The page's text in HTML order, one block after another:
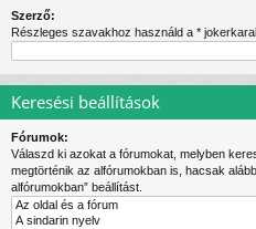
Szerző:
Részleges szavakhoz használd a *
Keresési beállítások
Fórumok:
Válaszd ki azokat a fórumokat, melyben
megtörténik az alfórumokban is, hacsak
alfórumokban” beállítást.